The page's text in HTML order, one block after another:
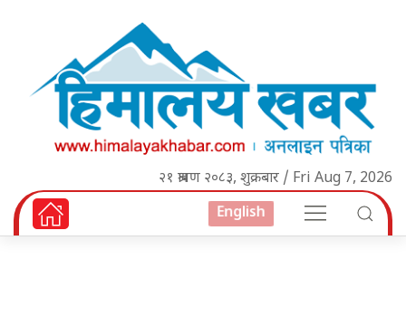
२१ श्रावण २०८३, शुक्रबार / Fri Aug 7, 2026
English